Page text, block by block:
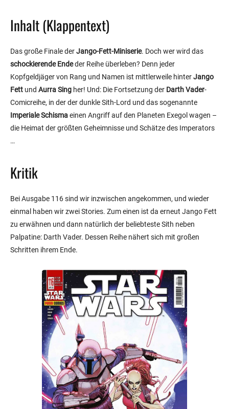
Inhalt (Klappentext)
Das große Finale derJango-Fett-Miniserie. Doch wer wird das
schockierende Endeder Reihe überleben? Denn jeder
Kopfgeldjäger von Rang und Namen ist mittlerweile hinterJango
Fett und Aurra Sing her! Und: Die Fortsetzung der Darth Vader-
Comicreihe, in der der dunkle Sith-Lord und das sogenannte
Imperiale Schismaeinen Angriff auf den Planeten Exegol wagen –
die Heimat der größten Geheimnisse und Schätze des Imperators
…
Kritik
Bei Ausgabe 116 sind wir inzwischen angekommen, und wieder
einmal haben wir zwei Stories. Zum einen ist da erneut Jango Fett
zu erwähnen und dann natürlich der beliebteste Sith neben
Palpatine: Darth Vader. Dessen Reihe nähert sich mit großen
Schritten ihrem Ende.